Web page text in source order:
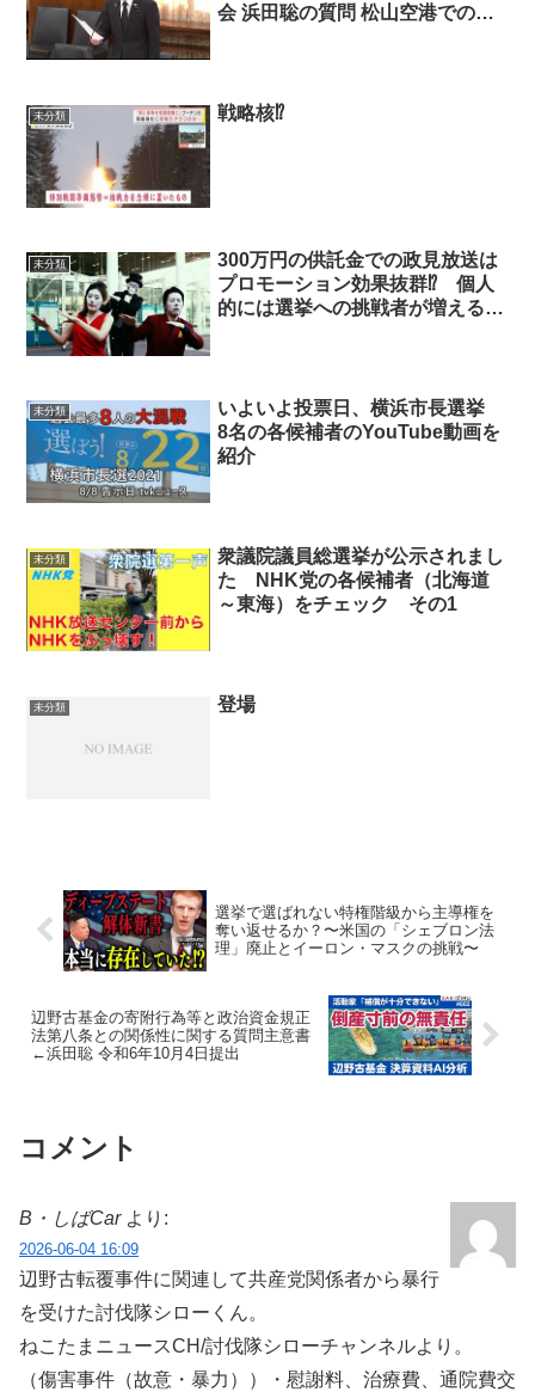
会 浜田聡の質問 松山空港での米
未分類 戦略核⁉
未分類
300万円の供託金での政見放送は
プロモーション効果抜群⁉ 個人
的には選挙への挑戦者が増えるこ
未分類
いよいよ投票日、横浜市長選挙
8名の各候補者のYouTube動画を
紹介
未分類
衆議院議員総選挙が公示されまし
た NHK党の各候補者（北海道
～東海）をチェック その1
未分類 登場
選挙で選ばれない特権階級から主導権を
奪い返せるか？〜米国の「シェブロン法
理」廃止とイーロン・マスクの挑戦〜
辺野古基金の寄附行為等と政治資金規正
法第八条との関係性に関する質問主意書
←浜田聡 令和6年10月4日提出
コメント
B・しばCar より:
2026-06-04 16:09
辺野古転覆事件に関連して共産党関係者から暴行
を受けた討伐隊シローくん。
ねこたまニュースCH/討伐隊シローチャンネルより。
（傷害事件（故意・暴力））・慰謝料、治療費、通院費交